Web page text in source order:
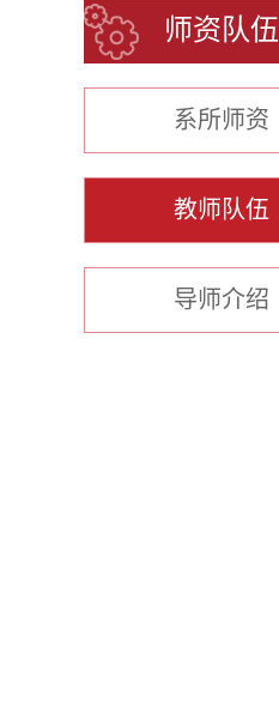
师资队伍
系所师资
教师队伍
导师介绍